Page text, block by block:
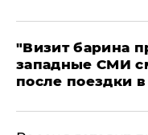
"Визит барина
западные СМИ
после поездки